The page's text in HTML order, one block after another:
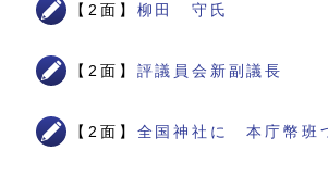
【2面】 柳田 守氏
【2面】 評議員会新副議長
【2面】 全国神社に 本庁幣班